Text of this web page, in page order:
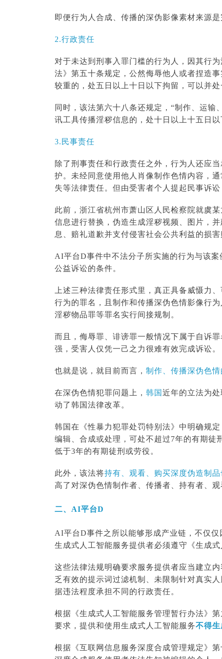
即便行为人合成、传播的深伪影像素材来源
2.行政责任
对于未达到刑事入罪门槛的行为人，因其行
法》第五十条规定，公然侮辱他人或者捏造
较重的，处五日以上十日以下拘留，可以并处
同时，该法第六十八条还规定，“制作、运
讯工具传播淫秽信息的，处十日以上十五日
3.民事责任
除了刑事责任和行政责任之外，行为人还应
护。未经同意使用他人肖像制作色情内容，
失等法律责任。但由受害者个人提起民事诉
此前，浙江省杭州市萧山区人民检察院就虞
信息进行替换，伪造生成淫秽视频、图片，
息、赔礼道歉并支付侵害社会公共利益的损害
AI平台D事件中不法分子所实施的行为与该
公益诉讼的条件。
上述三种法律责任形式里，真正具备威慑力
行为的罪名，且制作和传播深伪色情影像行
淫秽物品罪等罪名实行间接规制。
而且，侮辱罪、诽谤罪一般情况下属于自诉
强，受害人仅凭一己之力很难有效完成诉讼。
也就是说，就目前而言， 制作、传播深伪色情
在深伪色情犯罪问题上， 韩国 近年的立法为
动了韩国法律改革。
韩国在《性暴力犯罪处罚特别法》中明确规
编辑、合成或处理，可处不超过7年的有期徒
低于3年的有期徒刑或劳役。
此外，该法将持有、观看、购买深度伪造制
高了对深伪色情制作者、传播者、持有者、观
二、AI平台D
AI平台D事件之所以能够形成产业链，不仅
生成式人工智能服务提供者必须遵守《生成
这些法律法规明确要求服务提供者应当建立内
乏有效的提示词过滤机制、未限制针对真实
据违法程度承担不同的行政责任。
根据《生成式人工智能服务管理暂行办法》
要求，提供和使用生成式人工智能服务不得
根据《互联网信息服务深度合成管理规定》